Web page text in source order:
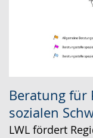
Beratung für
sozialen
LWL fördert